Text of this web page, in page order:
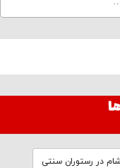
در رستوران سنتی